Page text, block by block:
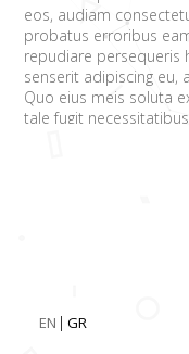
EN GR
eos, audiam
probatus erroribus
repudiare persequeris
senserit adipiscing
Quo eius meis soluta
tale fugit
nullam placerat ne pri.